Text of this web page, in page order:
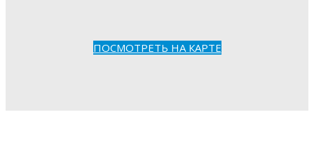
ПОСМОТРЕТЬ НА КАРТЕ